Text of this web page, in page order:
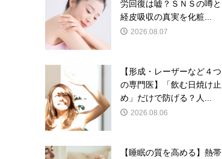
労回復は嘘？ＳＮＳの噂と
経皮吸収の真実を化粧...
2026.08.07
【形成・レーザーなど４つ
の専門医】「飲む日焼け止
め」だけで防げる？人...
2026.08.06
【睡眠の質を高める】熱帯